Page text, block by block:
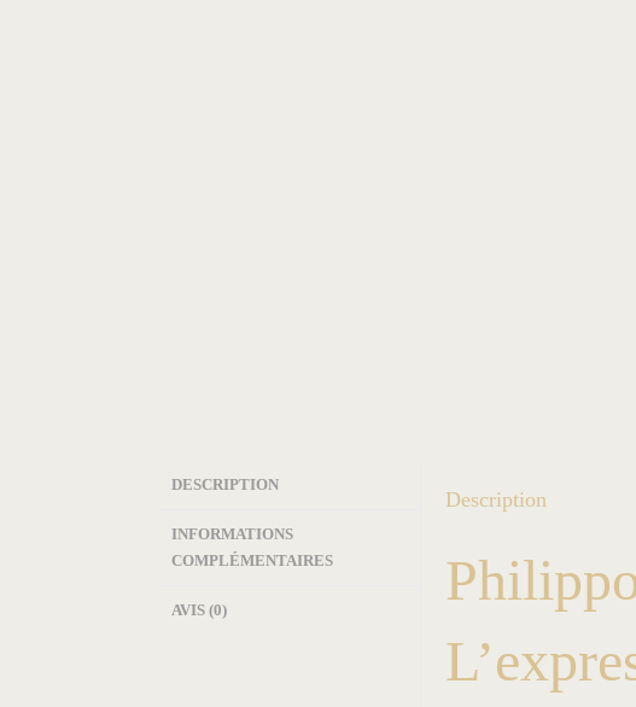
DESCRIPTION
INFORMATIONS
COMPLÉMENTAIRES
AVIS (0)
Description